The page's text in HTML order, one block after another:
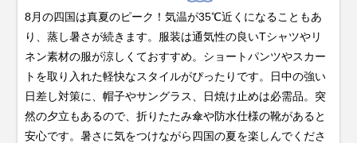
8月の四国は真夏のピーク！気温が35℃近くになることもあ
り、蒸し暑さが続きます。服装は通気性の良いTシャツやリ
ネン素材の服が涼しくておすすめ。ショートパンツやスカー
トを取り入れた軽快なスタイルがぴったりです。日中の強い
日差し対策に、帽子やサングラス、日焼け止めは必需品。突
然の夕立もあるので、折りたたみ傘や防水仕様の靴があると
安心です。暑さに気をつけながら四国の夏を楽しんでくださ